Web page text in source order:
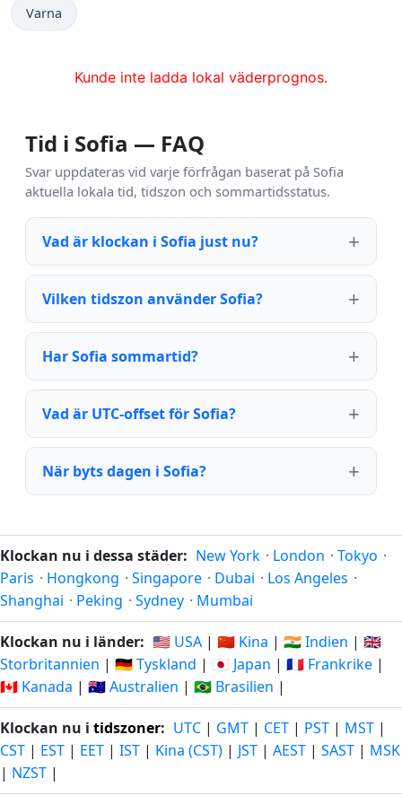
Varna
Kunde inte ladda lokal väderprognos.
Tid i Sofia — FAQ
Svar uppdateras vid varje förfrågan baserat på Sofia
aktuella lokala tid, tidszon och sommartidsstatus.
Vad är klockan i Sofia just nu?
Vilken tidszon använder Sofia?
Har Sofia sommartid?
Vad är UTC-offset för Sofia?
När byts dagen i Sofia?
Klockan nu i dessa städer: New York · London · Tokyo ·
Paris · Hongkong · Singapore · Dubai · Los Angeles ·
Shanghai · Peking · Sydney · Mumbai
Klockan nu i länder: 🇺🇸 USA | 🇨🇳 Kina | 🇮🇳 Indien | 🇬🇧
Storbritannien | 🇩🇪 Tyskland | 🇯🇵 Japan | 🇫🇷 Frankrike |
🇨🇦 Kanada | 🇦🇺 Australien | 🇧🇷 Brasilien |
Klockan nu i tidszoner: UTC | GMT | CET | PST | MST |
CST | EST | EET | IST | Kina (CST) | JST | AEST | SAST | MSK
| NZST |